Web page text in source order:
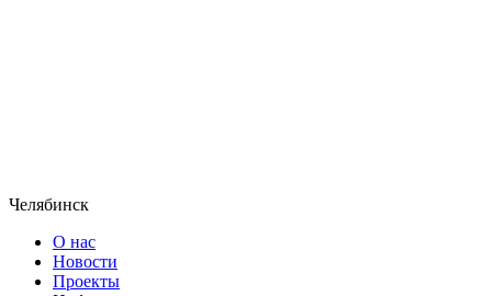
Челябинск
О нас
Новости
Проекты